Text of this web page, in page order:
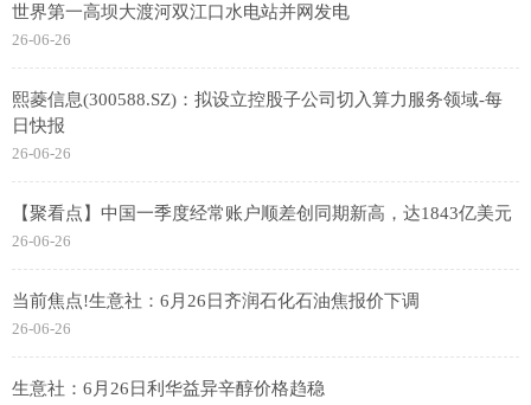
世界第一高坝大渡河双江口水电站并网发电
26-06-26
熙菱信息(300588.SZ)：拟设立控股子公司切入算力服务领域-每
日快报
26-06-26
【聚看点】中国一季度经常账户顺差创同期新高，达1843亿美元
26-06-26
当前焦点!生意社：6月26日齐润石化石油焦报价下调
26-06-26
生意社：6月26日利华益异辛醇价格趋稳